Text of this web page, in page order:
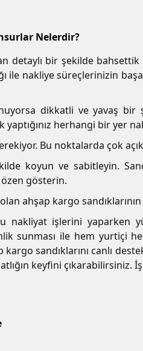
Nelerdir?
detaylı bir şekilde
nakliye süreçlerinizin
dikkatli ve yavaş bir
herhangi bir yer
Bu noktalarda çok
koyun ve sabitleyin.
gösterin.
ahşap kargo
nakliyat işlerini yaparken
sunması ile hem yurtiçi
sandıklarını canlı
keyfini çıkarabilirsiniz.